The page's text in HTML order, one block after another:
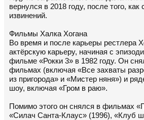
вернулся в 2018 году, после того, как
извинений.
Фильмы Халка Хогана
Во время и после карьеры рестлера
актёрскую карьеру, начиная с
фильме «Рокки 3» в 1982 году. Он
фильмах (включая «Все захваты
из пригорода» и «Мистер няня») и
шоу, включая «Гром в раю».
Помимо этого он снялся в фильмах
«Силач Санта-Клаус» (1996), «Клуб